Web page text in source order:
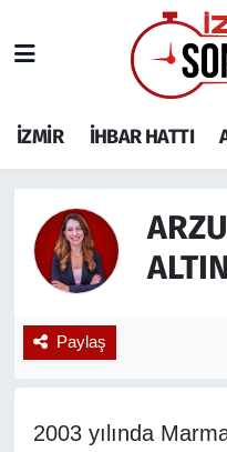
İZMİR İHBAR HATTI
Paylaş
2003 yılında
İHBAR HATTI
GENEL
SİYASET
SPOR
İzmir Nöbetçi
İzmir Hava
İzmir Trafik
Tüm Manşetler
Son Dakika